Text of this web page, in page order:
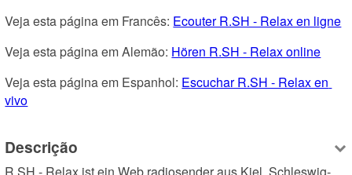
Veja esta página em Francês: Ecouter R.SH - Relax en ligne
Veja esta página em Alemão: Hören R.SH - Relax online
Veja esta página em Espanhol: Escuchar R.SH - Relax en
vivo
Descrição